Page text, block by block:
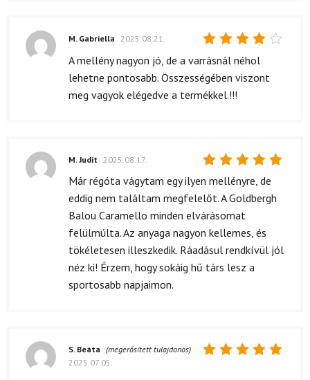
Értékelés:
M. Gabriella 2025.08.21.
A mellény nagyon jó, de a varrásnál néhol
lehetne pontosabb. Összességében viszont
meg vagyok elégedve a termékkel.!!!
Értékelés:
/ 5
M. Judit 2025.08.17.
Már régóta vágytam egy ilyen mellényre, de
eddig nem találtam megfelelőt. A Goldbergh
Balou Caramello minden elvárásomat
felülmúlta. Az anyaga nagyon kellemes, és
tökéletesen illeszkedik. Ráadásul rendkívül jól
néz ki! Érzem, hogy sokáig hű társ lesz a
sportosabb napjaimon.
S. Beáta (megerősített tulajdonos)
2025.07.05.